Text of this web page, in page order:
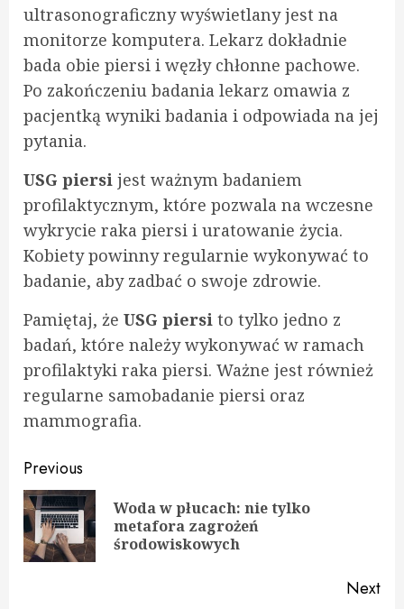
ultrasonograficzny wyświetlany jest na
monitorze komputera. Lekarz dokładnie
bada obie piersi i węzły chłonne pachowe.
Po zakończeniu badania lekarz omawia z
pacjentką wyniki badania i odpowiada na jej
pytania.
USG piersi jest ważnym badaniem
profilaktycznym, które pozwala na wczesne
wykrycie raka piersi i uratowanie życia.
Kobiety powinny regularnie wykonywać to
badanie, aby zadbać o swoje zdrowie.
Pamiętaj, że USG piersi to tylko jedno z
badań, które należy wykonywać w ramach
profilaktyki raka piersi. Ważne jest również
regularne samobadanie piersi oraz
mammografia.
Continue
Reading
Previous
Woda w płucach: nie tylko
metafora zagrożeń
środowiskowych
Next